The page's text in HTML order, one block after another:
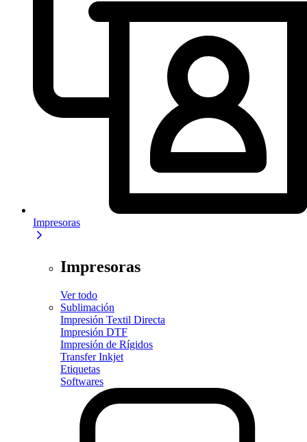
Impresoras
Impresoras
Ver todo
Sublimación
Impresión Textil Directa
Impresión DTF
Impresión de Rígidos
Transfer Inkjet
Etiquetas
Softwares